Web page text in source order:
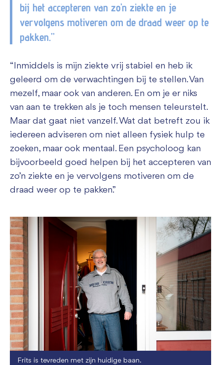
bij het accepteren van zo’n ziekte en je
vervolgens motiveren om de draad weer op te
pakken.”
“Inmiddels is mijn ziekte vrij stabiel en heb ik
geleerd om de verwachtingen bij te stellen. Van
mezelf, maar ook van anderen. En om je er niks
van aan te trekken als je toch mensen teleurstelt.
Maar dat gaat niet vanzelf. Wat dat betreft zou ik
iedereen adviseren om niet alleen fysiek hulp te
zoeken, maar ook mentaal. Een psycholoog kan
bijvoorbeeld goed helpen bij het accepteren van
zo’n ziekte en je vervolgens motiveren om de
draad weer op te pakken.”
Frits is tevreden met zijn huidige baan.